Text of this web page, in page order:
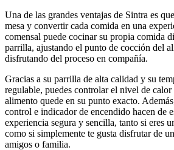
Una de las grandes ventajas de Sintra es
mesa y convertir cada comida en una
comensal puede cocinar su propia comida
parrilla, ajustando el punto de cocción del
disfrutando del proceso en compañía.
Gracias a su parrilla de alta calidad y su
regulable, puedes controlar el nivel de calor
alimento quede en su punto exacto.
control e indicador de encendido hacen de
experiencia segura y sencilla, tanto si eres
como si simplemente te gusta disfrutar de
amigos o familia.